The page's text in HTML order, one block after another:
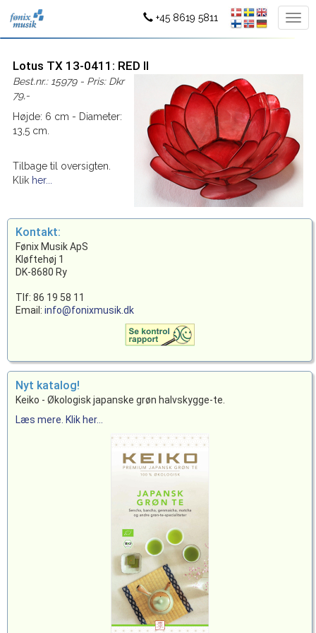
+45 8619 5811
Lotus TX 13-0411: RED II
Best.nr.: 15979 - Pris: Dkr
79,-
Højde: 6 cm - Diameter:
13,5 cm.
Tilbage til oversigten.
Klik her...
Kontakt:
Fønix Musik ApS
Kløftehøj 1
DK-8680 Ry
Tlf: 86 19 58 11
Email: info@fonixmusik.dk
Nyt katalog!
Keiko - Økologisk japanske grøn halvskygge-te.
Læs mere. Klik her...